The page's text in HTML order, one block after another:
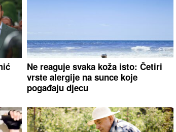
Ne reaguje svaka koža isto: Četiri
vrste alergije na sunce koje
pogađaju djecu